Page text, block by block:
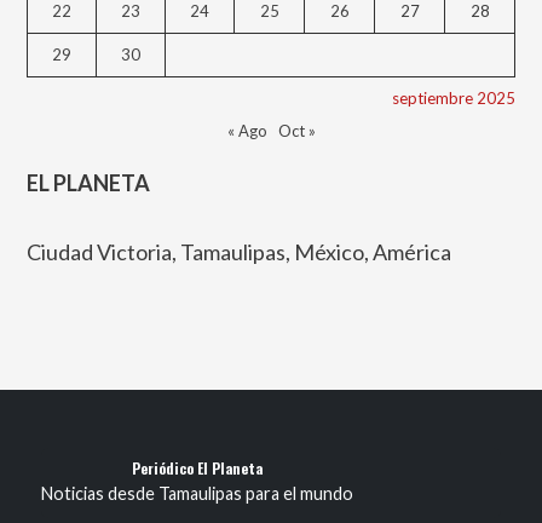
septiembre 2025
22 23 24 25 26 27 28
29 30
« Ago Oct »
EL PLANETA
Ciudad Victoria, Tamaulipas, México, América
Periódico El Planeta
Noticias desde Tamaulipas para el mundo